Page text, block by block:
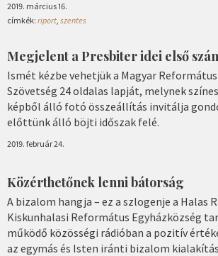
2019. március 16.
címkék: riport, szentes
Megjelent a Presbiter idei első
Ismét kézbe vehetjük a Magyar
Szövetség 24 oldalas lapját, melynek
képből álló fotó összeállítás invitálja
előttünk álló böjti időszak felé.
2019. február 24.
Közérthetőnek lenni bátorság
A bizalom hangja – ez a szlogenje a Halas
Kiskunhalasi Református Egyházközség
működő közösségi rádióban a pozitív
az egymás és Isten iránti bizalom